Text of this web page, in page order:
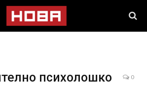
психолошко
0